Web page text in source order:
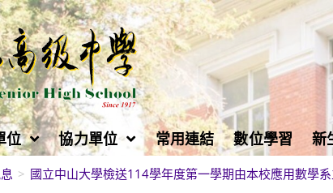
位 協力單位 常用連結 數位學習 新
> 國立中山大學檢送114學年度第一學期由本校應用數學